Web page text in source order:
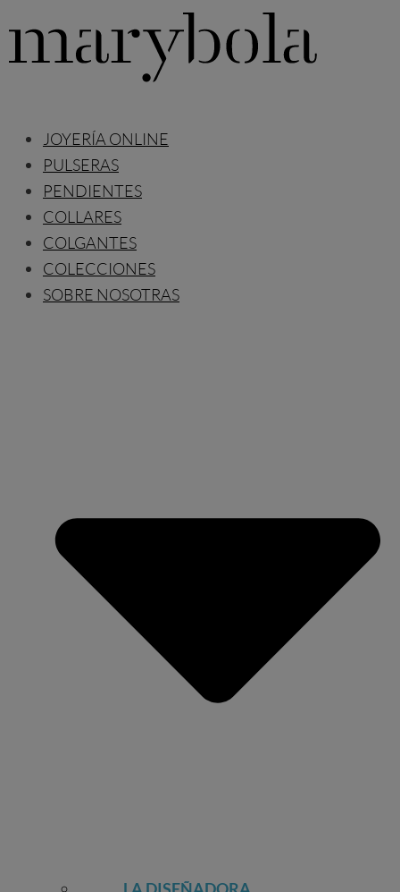
JOYERÍA ONLINE
PULSERAS
PENDIENTES
COLLARES
COLGANTES
COLECCIONES
SOBRE NOSOTRAS